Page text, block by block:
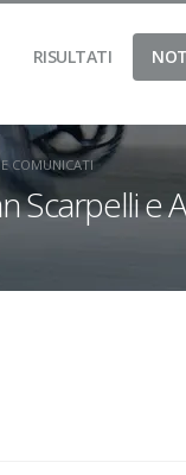
RISULTATI
Scarpelli e
COMUNICATI